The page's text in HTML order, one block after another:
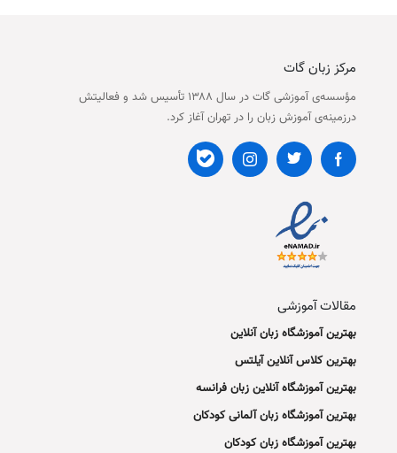
مرکز زبان گات
مؤسسه‌ی آموزشی گات در سال ۱۳۸۸ تأسیس شد و فعالیتش
درزمینه‌ی آموزش زبان را در تهران آغاز کرد.
مقالات آموزشی
بهترین آموزشگاه زبان آنلاین
بهترین کلاس آنلاین آیلتس
بهترین آموزشگاه آنلاین زبان فرانسه
بهترین آموزشگاه زبان آلمانی کودکان
بهترین آموزشگاه زبان کودکان